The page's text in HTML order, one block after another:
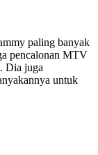
paling banyak
pencalonan MTV
Dia juga
untuk